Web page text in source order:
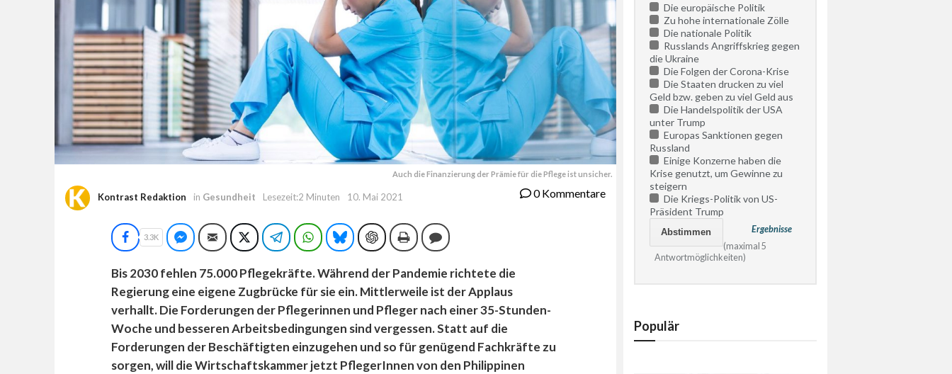
Auch die Finanzierung der Prämie für die Pflege ist unsicher.
Kontrast Redaktion in Gesundheit Lesezeit:2 Minuten 10. Mai 2021 0 Kommentare
Facebook
3.3K Facebook Messenger
E-Mail TwitterTelegramWhatsAppBlueskyChatGPTDruckenKommentieren
Bis 2030 fehlen 75.000 Pflegekräfte. Während der Pandemie richtete die
Regierung eine eigene Zugbrücke für sie ein. Mittlerweile ist der Applaus
verhallt. Die Forderungen der Pflegerinnen und Pfleger nach einer 35-Stunden-
Woche und besseren Arbeitsbedingungen sind vergessen. Statt auf die
Forderungen der Beschäftigten einzugehen und so für genügend Fachkräfte zu
sorgen, will die Wirtschaftskammer jetzt PflegerInnen von den Philippinen
Die europäische Politik
Zu hohe internationale Zölle
Die nationale Politik
Russlands Angriffskrieg gegen
die Ukraine
Die Folgen der Corona-Krise
Die Staaten drucken zu viel
Geld bzw. geben zu viel Geld aus
Die Handelspolitik der USA
unter Trump
Europas Sanktionen gegen
Russland
Einige Konzerne haben die
Krise genutzt, um Gewinne zu
steigern
Die Kriegs-Politik von US-
Präsident Trump
Ergebnisse
(maximal 5
Antwortmöglichkeiten)
Populär